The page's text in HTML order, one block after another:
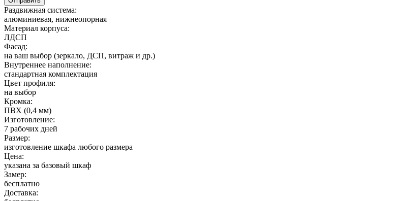
Раздвижная система:
алюминиевая, нижнеопорная
Материал корпуса:
ЛДСП
Фасад:
на ваш выбор (зеркало, ДСП, витраж и др.)
Внутреннее наполнение:
стандартная комплектация
Цвет профиля:
на выбор
Кромка:
ПВХ (0,4 мм)
Изготовление:
7 рабочих дней
Размер:
изготовление шкафа любого размера
Цена:
указана за базовый шкаф
Замер:
бесплатно
Доставка: